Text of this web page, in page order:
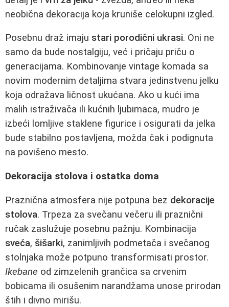
neobična dekoracija koja kruniše celokupni izgled.
Posebnu draž imaju stari porodični ukrasi. Oni ne
samo da bude nostalgiju, već i pričaju priču o
generacijama. Kombinovanje vintage komada sa
novim modernim detaljima stvara jedinstvenu jelku
koja odražava ličnost ukućana. Ako u kući ima
malih istraživača ili kućnih ljubimaca, mudro je
izbeći lomljive staklene figurice i osigurati da jelka
bude stabilno postavljena, možda čak i podignuta
na povišeno mesto.
Dekoracija stolova i ostatka doma
Praznična atmosfera nije potpuna bez dekoracije
stolova. Trpeza za svečanu večeru ili praznični
ručak zaslužuje posebnu pažnju. Kombinacija
sveća, šišarki, zanimljivih podmetača i svečanog
stolnjaka može potpuno transformisati prostor.
Ikebane od zimzelenih grančica sa crvenim
bobicama ili osušenim narandžama unose prirodan
štih i divno mirišu.